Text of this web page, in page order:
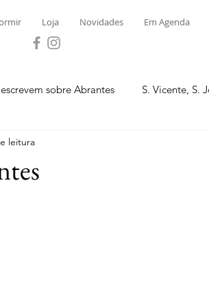
Loja Novidades Em Agenda
sobre Abrantes S. Vicente, S.
Bemposta
leitura